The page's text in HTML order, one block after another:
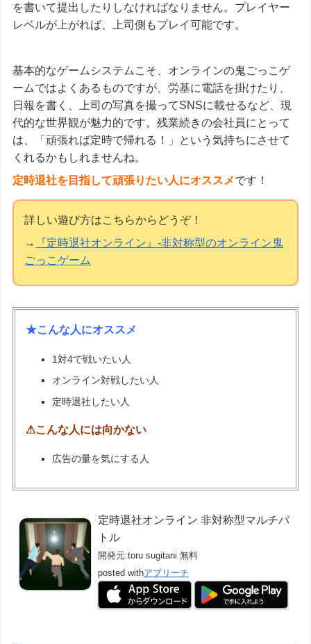
を書いて提出したりしなければなりません。プレイヤー
レベルが上がれば、上司側もプレイ可能です。
基本的なゲームシステムこそ、オンラインの鬼ごっこゲ
ームではよくあるものですが、労基に電話を掛けたり、
日報を書く、上司の写真を撮ってSNSに載せるなど、現
代的な世界観が魅力的です。残業続きの会社員にとって
は、「頑張れば定時で帰れる！」という気持ちにさせて
くれるかもしれませんね。
定時退社を目指して頑張りたい人にオススメです！
詳しい遊び方はこちらからどうぞ！
→
『定時退社オンライン』-非対称型のオンライン鬼
ごっこゲーム
★こんな人にオススメ
1対4で戦いたい人
オンライン対戦したい人
定時退社したい人
⚠こんな人には向かない
広告の量を気にする人
定時退社オンライン 非対称型マルチバ
トル
開発元:toru sugitani 無料
posted withアプリーチ